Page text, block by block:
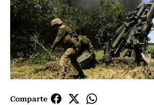
Comparte